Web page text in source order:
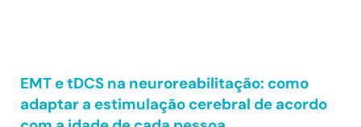
EMT e tDCS na neuroreabilitação: como
adaptar a estimulação cerebral de acordo